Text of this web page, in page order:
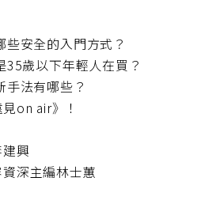
安全的入門方式？
歲以下年輕人在買？
法有哪些？
on air》！
興
深主編林士蕙